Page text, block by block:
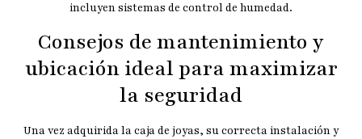
incluyen sistemas de control de humedad.
Consejos de mantenimiento y
ubicación ideal para maximizar
la seguridad
Una vez adquirida la caja de joyas, su correcta instalación y